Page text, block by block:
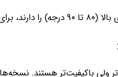
برخوردارند.
ولی باکیفیت‌تر هستند.